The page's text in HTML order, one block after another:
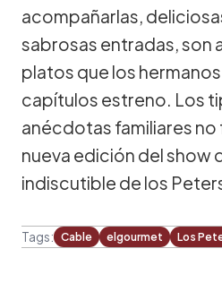
acompañarlas,
sabrosas entradas, son
platos que los
capítulos estreno. Los
anécdotas familiares no
nueva edición del show
indiscutible de los
Tags: Cable elgourmet Los